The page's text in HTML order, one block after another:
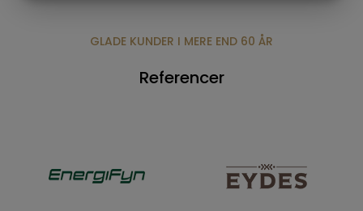
GLADE KUNDER I MERE END 60 ÅR
Referencer